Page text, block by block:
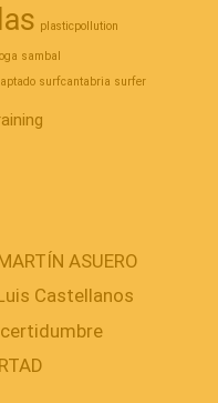
plasticpollution
sambal
surfcantabria surfer
ASUERO
Castellanos